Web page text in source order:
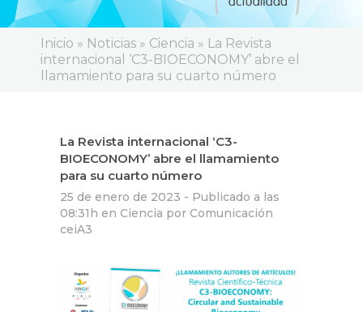
Inicio » Noticias » Ciencia » La Revista
internacional ‘C3-BIOECONOMY’ abre el
llamamiento para su cuarto número
La Revista internacional ‘C3-
BIOECONOMY’ abre el llamamiento
para su cuarto número
25 de enero de 2023 - Publicado a las
08:31h en Ciencia por Comunicación
ceiA3